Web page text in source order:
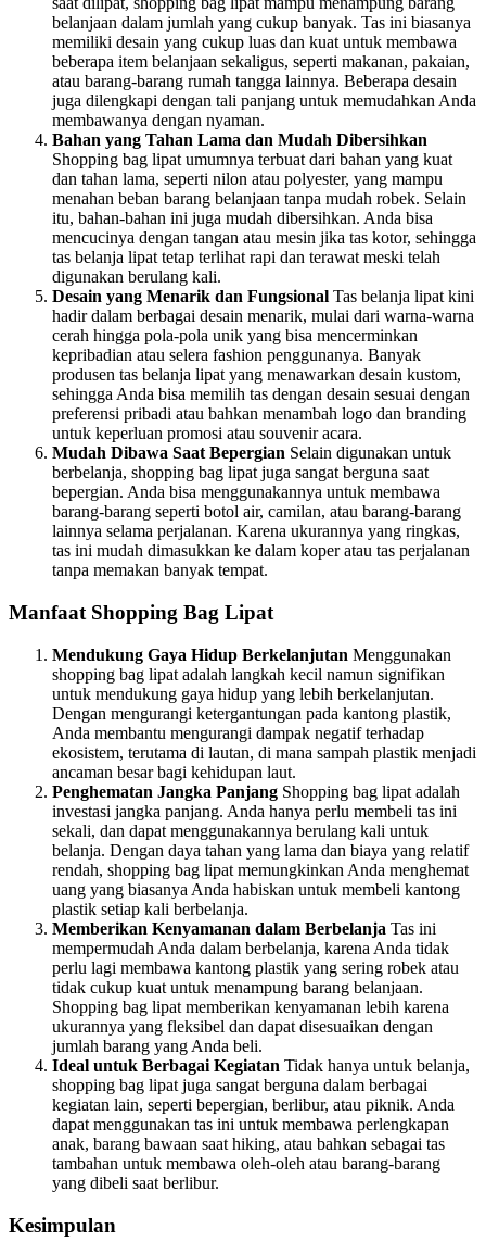
belanjaan dalam jumlah yang cukup banyak. Tas ini biasanya
memiliki desain yang cukup luas dan kuat untuk membawa
beberapa item belanjaan sekaligus, seperti makanan, pakaian,
atau barang-barang rumah tangga lainnya. Beberapa desain
juga dilengkapi dengan tali panjang untuk memudahkan Anda
membawanya dengan nyaman.
Bahan yang Tahan Lama dan Mudah Dibersihkan
Shopping bag lipat umumnya terbuat dari bahan yang kuat
dan tahan lama, seperti nilon atau polyester, yang mampu
menahan beban barang belanjaan tanpa mudah robek. Selain
itu, bahan-bahan ini juga mudah dibersihkan. Anda bisa
mencucinya dengan tangan atau mesin jika tas kotor, sehingga
tas belanja lipat tetap terlihat rapi dan terawat meski telah
digunakan berulang kali.
Desain yang Menarik dan Fungsional Tas belanja lipat kini
hadir dalam berbagai desain menarik, mulai dari warna-warna
cerah hingga pola-pola unik yang bisa mencerminkan
kepribadian atau selera fashion penggunanya. Banyak
produsen tas belanja lipat yang menawarkan desain kustom,
sehingga Anda bisa memilih tas dengan desain sesuai dengan
preferensi pribadi atau bahkan menambah logo dan branding
untuk keperluan promosi atau souvenir acara.
Mudah Dibawa Saat Bepergian Selain digunakan untuk
berbelanja, shopping bag lipat juga sangat berguna saat
bepergian. Anda bisa menggunakannya untuk membawa
barang-barang seperti botol air, camilan, atau barang-barang
lainnya selama perjalanan. Karena ukurannya yang ringkas,
tas ini mudah dimasukkan ke dalam koper atau tas perjalanan
tanpa memakan banyak tempat.
Manfaat Shopping Bag Lipat
Mendukung Gaya Hidup Berkelanjutan Menggunakan
shopping bag lipat adalah langkah kecil namun signifikan
untuk mendukung gaya hidup yang lebih berkelanjutan.
Dengan mengurangi ketergantungan pada kantong plastik,
Anda membantu mengurangi dampak negatif terhadap
ekosistem, terutama di lautan, di mana sampah plastik menjadi
ancaman besar bagi kehidupan laut.
Penghematan Jangka Panjang Shopping bag lipat adalah
investasi jangka panjang. Anda hanya perlu membeli tas ini
sekali, dan dapat menggunakannya berulang kali untuk
belanja. Dengan daya tahan yang lama dan biaya yang relatif
rendah, shopping bag lipat memungkinkan Anda menghemat
uang yang biasanya Anda habiskan untuk membeli kantong
plastik setiap kali berbelanja.
Memberikan Kenyamanan dalam Berbelanja Tas ini
mempermudah Anda dalam berbelanja, karena Anda tidak
perlu lagi membawa kantong plastik yang sering robek atau
tidak cukup kuat untuk menampung barang belanjaan.
Shopping bag lipat memberikan kenyamanan lebih karena
ukurannya yang fleksibel dan dapat disesuaikan dengan
jumlah barang yang Anda beli.
Ideal untuk Berbagai Kegiatan Tidak hanya untuk belanja,
shopping bag lipat juga sangat berguna dalam berbagai
kegiatan lain, seperti bepergian, berlibur, atau piknik. Anda
dapat menggunakan tas ini untuk membawa perlengkapan
anak, barang bawaan saat hiking, atau bahkan sebagai tas
tambahan untuk membawa oleh-oleh atau barang-barang
yang dibeli saat berlibur.
Kesimpulan